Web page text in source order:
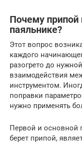
Почему припой
паяльнике?
Этот вопрос
каждого
разогрето до
взаимодействия
инструментом.
поправки
нужно применять
Первой и основной
берет припой,